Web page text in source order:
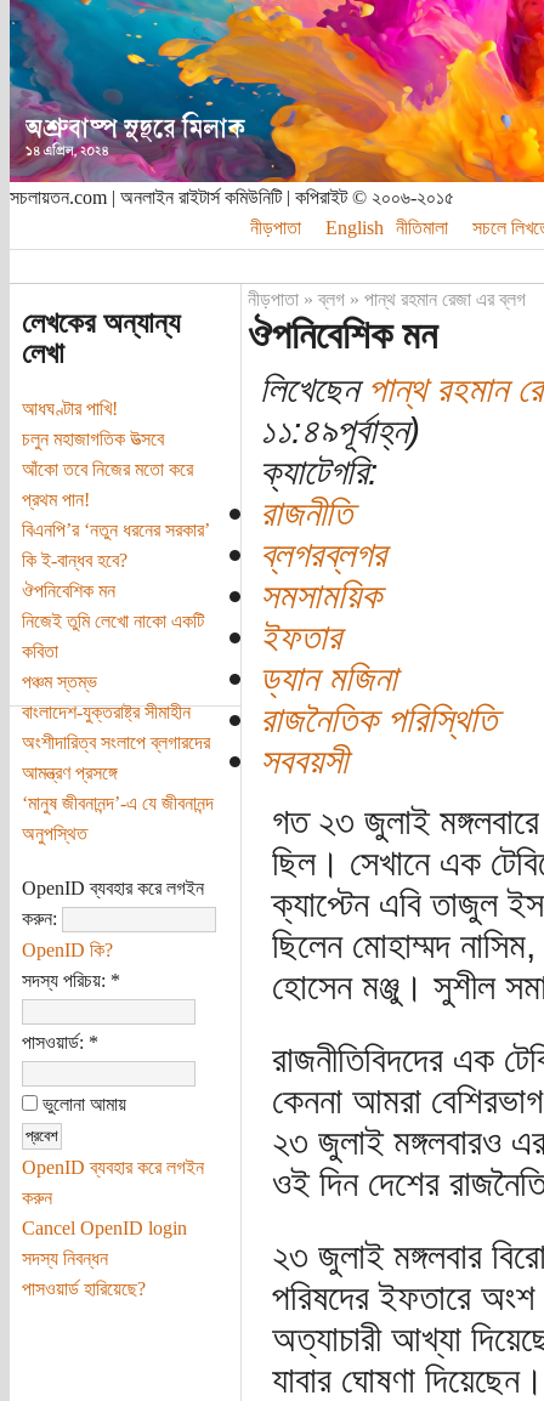
সচলায়তন.com | অনলাইন রাইটার্স কমিউনিটি | কপিরাইট © ২০০৬-২০১৫
নীড়পাতা
English নীতিমালা সচলে
লেখকের অন্যান্য
লেখা
আধঘণ্টার পাখি!
চলুন মহাজাগতিক উত্সবে
আঁকো তবে নিজের মতো করে
প্রথম পান!
বিএনপি’র ‘নতুন ধরনের সরকার’
কি ই-বান্ধব হবে?
ঔপনিবেশিক মন
নিজেই তুমি লেখো নাকো একটি
কবিতা
পঞ্চম স্তম্ভ
বাংলাদেশ-যুক্তরাষ্ট্র সীমাহীন
অংশীদারিত্ব সংলাপে ব্লগারদের
আমন্ত্রণ প্রসঙ্গে
‘মানুষ জীবনানন্দ’-এ যে জীবনানন্দ
অনুপস্থিত
OpenID ব্যবহার করে লগইন
করুন:
OpenID কি?
সদস্য পরিচয়: *
পাসওয়ার্ড: *
ভুলোনা আমায়
OpenID ব্যবহার করে লগইন
করুন
Cancel OpenID login
সদস্য নিবন্ধন
পাসওয়ার্ড হারিয়েছে?
নীড়পাতা»ব্লগ» পান্থ রহমান রেজা এর ব্লগ
ঔপনিবেশিক মন
লিখেছেনপান্থ রহমান
১১:৪৯পূর্বাহ্ন)
ক্যাটেগরি:
রাজনীতি
ব্লগরব্লগর
সমসাময়িক
ইফতার
ড্যান মজিনা
রাজনৈতিক পরিস্থিতি
সববয়সী
গত ২৩ জুলাই মঙ্গলবারে
ছিল। সেখানে এক
ক্যাপ্টেন এবি তাজুল
ছিলেন মোহাম্মদ
হোসেন মঞ্জু। সুশীল
রাজনীতিবিদদের এক
কেননা আমরা
২৩ জুলাই মঙ্গলবারও
ওই দিন দেশের
২৩ জুলাই মঙ্গলবার
পরিষদের ইফতারে অংশ
অত্যাচারী আখ্যা
যাবার ঘোষণা দিয়েছেন।